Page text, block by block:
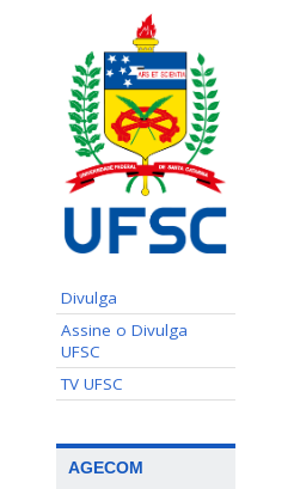
Divulga
Assine o Divulga
UFSC
TV UFSC
AGECOM